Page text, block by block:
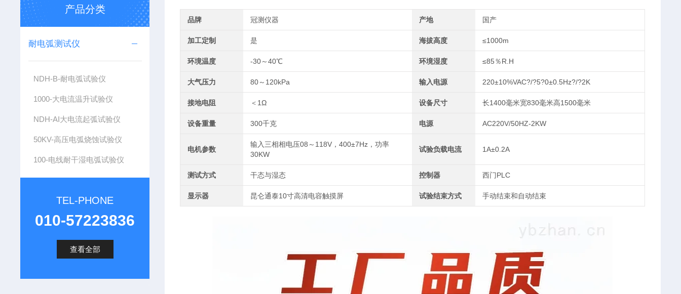
产品分类
耐电弧测试仪
NDH-B-耐电弧试验仪
1000-大电流温升试验仪
NDH-AI大电流起弧试验仪
50KV-高压电弧烧蚀试验仪
100-电线耐干湿电弧试验仪
TEL-PHONE
010-57223836
查看全部
品牌 冠测仪器 产地 国产
加工定制 是 海拔高度 ≤1000m
环境温度 -30～40℃ 环境湿度 ≤85％R.H
大气压力 80～120kPa 输入电源 220±10%VAC?/?5?0±0.5Hz?/?2K
接地电阻 ＜1Ω 设备尺寸 长1400毫米宽830毫米高1500毫米
设备重量 300千克 电源 AC220V/50HZ-2KW
电机参数
输入三相相电压08～118V，400±7Hz，功率
30KW
试验负载电流 1A±0.2A
测试方式 干态与湿态 控制器 西门PLC
显示器 昆仑通泰10寸高清电容触摸屏 试验结束方式 手动结束和自动结束